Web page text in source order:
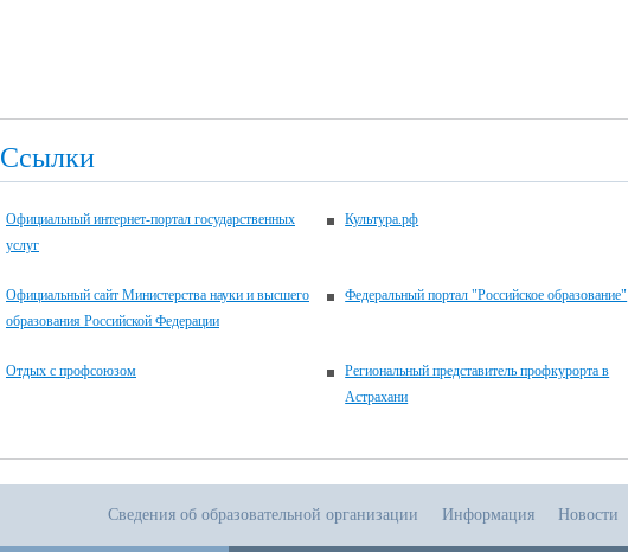
Ссылки
Официальный интернет-портал государственных
услуг
Культура.рф
Официальный сайт Министерства науки и высшего
образования Российской Федерации
Федеральный портал "Российское образование"
Отдых с профсоюзом
Региональный представитель профкурорта в
Астрахани
Сведения об образовательной организации Информация Новости